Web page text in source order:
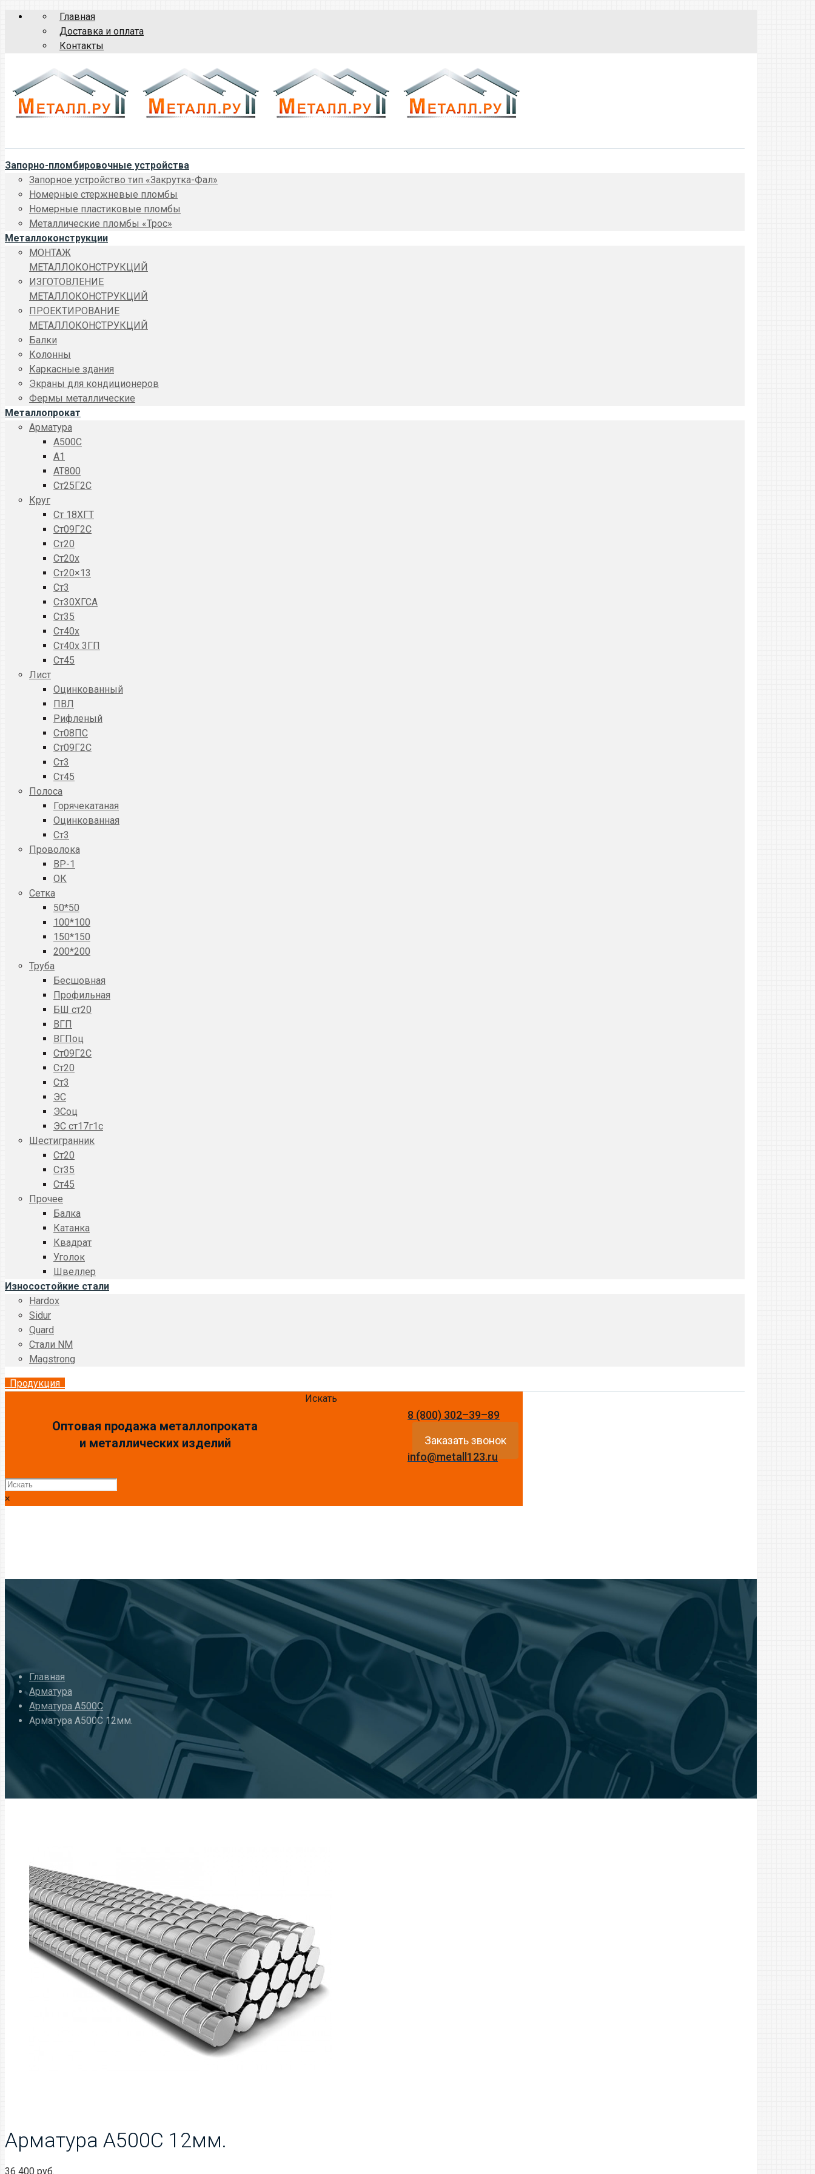
Главная
Доставка и оплата
Контакты
Запорно-пломбировочные устройства
Запорное устройство тип «Закрутка-Фал»
Номерные стержневые пломбы
Номерные пластиковые пломбы
Металлические пломбы «Трос»
Металлоконструкции
МОНТАЖ
МЕТАЛЛОКОНСТРУКЦИЙ
ИЗГОТОВЛЕНИЕ
МЕТАЛЛОКОНСТРУКЦИЙ
ПРОЕКТИРОВАНИЕ
МЕТАЛЛОКОНСТРУКЦИЙ
Балки
Колонны
Каркасные здания
Экраны для кондиционеров
Фермы металлические
Металлопрокат
Арматура
A500C
А1
АТ800
Ст25Г2С
Круг
Ст 18ХГТ
Ст09Г2С
Ст20
Ст20x
Ст20×13
Ст3
Ст30ХГСА
Ст35
Ст40х
Ст40х 3ГП
Ст45
Лист
Оцинкованный
ПВЛ
Рифленый
Ст08ПС
Ст09Г2С
Ст3
Ст45
Полоса
Горячекатаная
Оцинкованная
Ст3
Проволока
ВР-1
ОК
Сетка
50*50
100*100
150*150
200*200
Труба
Бесшовная
Профильная
БШ ст20
ВГП
ВГПоц
Ст09Г2С
Ст20
Ст3
ЭС
ЭСоц
ЭС ст17г1с
Шестигранник
Ст20
Ст35
Ст45
Прочее
Балка
Катанка
Квадрат
Уголок
Швеллер
Износостойкие стали
Hardox
Sidur
Quard
Стали NM
Magstrong
Продукция
Оптовая продажа металлопроката
и металлических изделий
8 (800) 302–39–89
Заказать звонок
info@metall123.ru
Искать
×
Главная
Арматура
Арматура A500C
Арматура А500С 12мм.
Арматура А500С 12мм.
36 400 руб.